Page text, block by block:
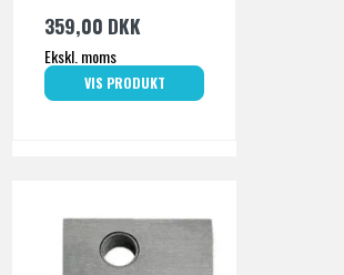
359,00 DKK
Ekskl. moms
VIS PRODUKT